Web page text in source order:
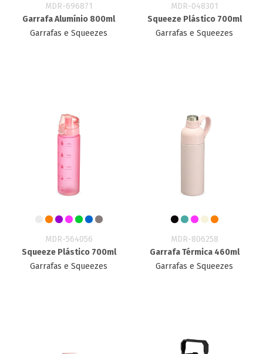
MDR-696871
Garrafa Alumínio 800ml
Garrafas e Squeezes
MDR-048301
Squeeze Plástico 700ml
Garrafas e Squeezes
MDR-564056
Squeeze Plástico 700ml
Garrafas e Squeezes
MDR-806258
Garrafa Térmica 460ml
Garrafas e Squeezes